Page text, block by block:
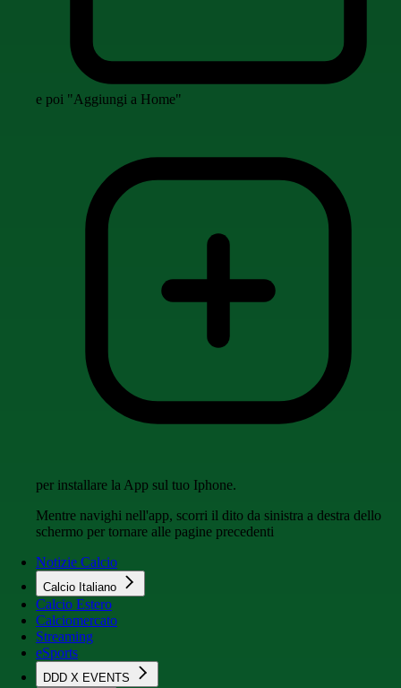
e poi "Aggiungi a Home"
per installare la App sul tuo Iphone.
Mentre navighi nell'app, scorri il dito da sinistra a destra dello
schermo per tornare alle pagine precedenti
Notizie Calcio
Calcio Italiano
Calcio Estero
Calciomercato
Streaming
eSports
DDD X EVENTS